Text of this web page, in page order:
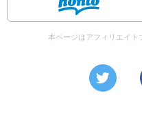
さらには、文化の担い手
えから民間セクターや市
らに対する支援も含めた
は、文化政策に関わる意
の分権化をも促した。行
本ページはアフィリエイト